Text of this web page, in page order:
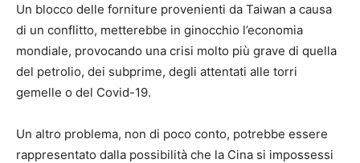
Un blocco delle forniture provenienti da Taiwan a causa
di un conflitto, metterebbe in ginocchio l’economia
mondiale, provocando una crisi molto più grave di quella
del petrolio, dei subprime, degli attentati alle torri
gemelle o del Covid-19.
Un altro problema, non di poco conto, potrebbe essere
rappresentato dalla possibilità che la Cina si impossessi